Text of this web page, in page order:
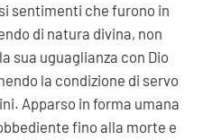
sentimenti che furono in
di natura divina, non
sua uguaglianza con Dio
la condizione di servo
Apparso in forma umana
fino alla morte e